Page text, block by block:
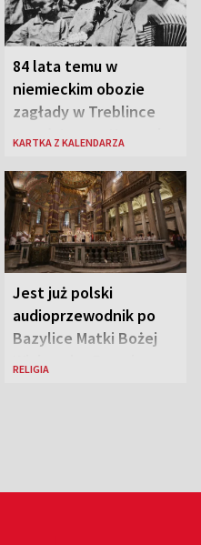
84 lata temu w
niemieckim obozie
zagłady w Treblince
zmarł Janusz Korczak
KARTKA Z KALENDARZA
Jest już polski
audioprzewodnik po
Bazylice Matki Bożej
Większej w Rzymie
RELIGIA